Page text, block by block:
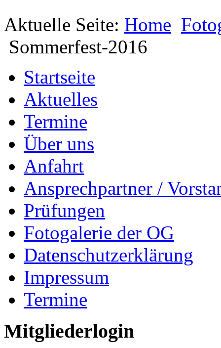
Aktuelle Seite: Home
Sommerfest-2016
Startseite
Aktuelles
Termine
Über uns
Anfahrt
Ansprechpartner /
Prüfungen
Fotogalerie der OG
Datenschutzerklärung
Impressum
Termine
Mitgliederlogin